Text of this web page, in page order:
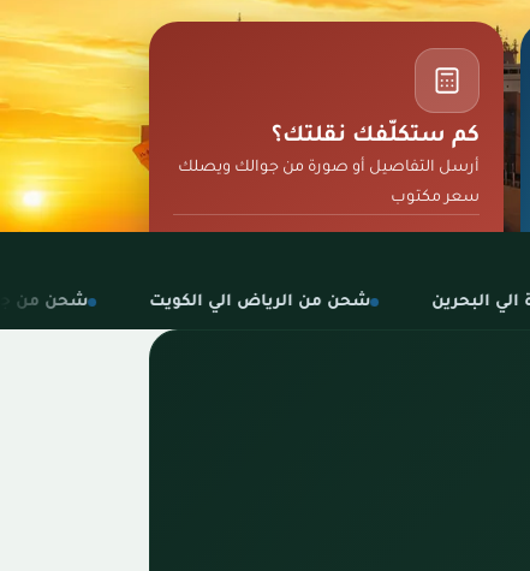
كم ستكلّفك نقلتك؟
أرسل التفاصيل أو صورة من جوالك ويصلك
سعر مكتوب
شحن من الرياض الي الكويت شحن من جدة الي الكويت